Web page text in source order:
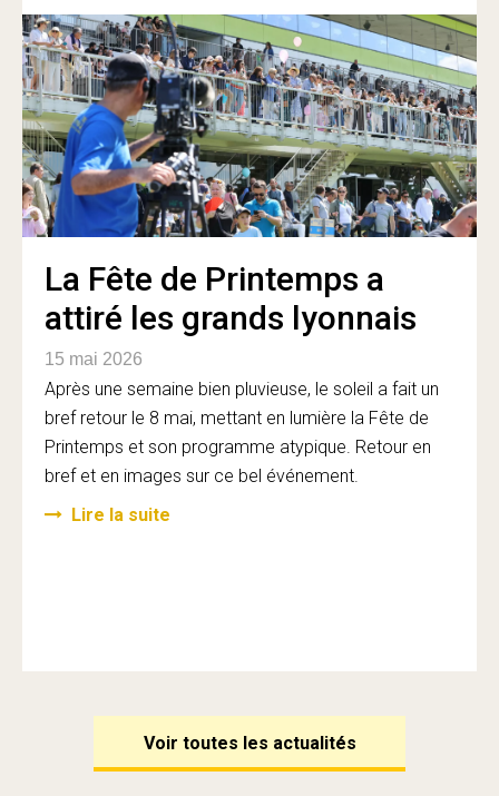
La Fête de Printemps a
attiré les grands lyonnais
15 mai 2026
Après une semaine bien pluvieuse, le soleil a fait un
bref retour le 8 mai, mettant en lumière la Fête de
Printemps et son programme atypique. Retour en
bref et en images sur ce bel événement.
Lire la suite
Voir toutes les actualités